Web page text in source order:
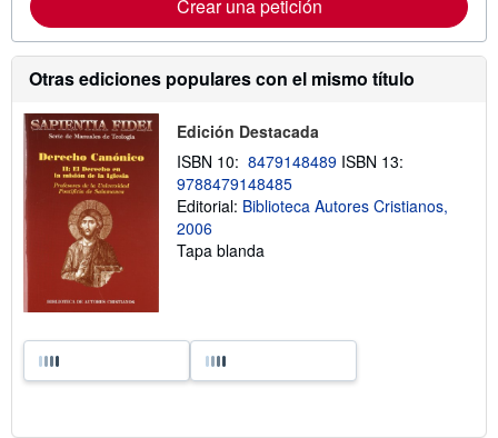
Crear una petición
Otras ediciones populares con el mismo título
Edición Destacada
ISBN 10: 8479148489 ISBN 13:
9788479148485
Editorial: Biblioteca Autores Cristianos,
2006
Tapa blanda